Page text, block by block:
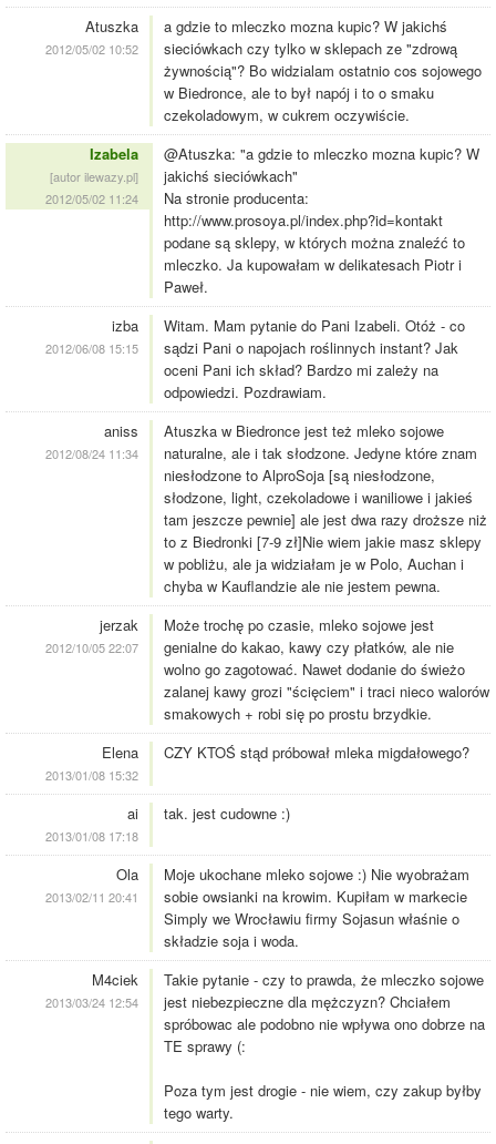
Atuszka
2012/05/02 10:52
a gdzie to mleczko mozna kupic? W jakichś
sieciówkach czy tylko w sklepach ze "zdrową
żywnością"? Bo widzialam ostatnio cos sojowego
w Biedronce, ale to był napój i to o smaku
czekoladowym, w cukrem oczywiście.
Izabela
[autor ilewazy.pl]
2012/05/02 11:24
@Atuszka: "a gdzie to mleczko mozna kupic? W
jakichś sieciówkach"
Na stronie producenta:
http://www.prosoya.pl/index.php?id=kontakt
podane są sklepy, w których można znaleźć to
mleczko. Ja kupowałam w delikatesach Piotr i
Paweł.
izba
2012/06/08 15:15
Witam. Mam pytanie do Pani Izabeli. Otóż - co
sądzi Pani o napojach roślinnych instant? Jak
oceni Pani ich skład? Bardzo mi zależy na
odpowiedzi. Pozdrawiam.
aniss
2012/08/24 11:34
Atuszka w Biedronce jest też mleko sojowe
naturalne, ale i tak słodzone. Jedyne które znam
niesłodzone to AlproSoja [są niesłodzone,
słodzone, light, czekoladowe i waniliowe i jakieś
tam jeszcze pewnie] ale jest dwa razy droższe niż
to z Biedronki [7-9 zł]Nie wiem jakie masz sklepy
w pobliżu, ale ja widziałam je w Polo, Auchan i
chyba w Kauflandzie ale nie jestem pewna.
jerzak
2012/10/05 22:07
Może trochę po czasie, mleko sojowe jest
genialne do kakao, kawy czy płatków, ale nie
wolno go zagotować. Nawet dodanie do świeżo
zalanej kawy grozi "ścięciem" i traci nieco walorów
smakowych + robi się po prostu brzydkie.
Elena
2013/01/08 15:32
CZY KTOŚ stąd próbował mleka migdałowego?
ai
2013/01/08 17:18
tak. jest cudowne :)
Ola
2013/02/11 20:41
Moje ukochane mleko sojowe :) Nie wyobrażam
sobie owsianki na krowim. Kupiłam w markecie
Simply we Wrocławiu firmy Sojasun właśnie o
składzie soja i woda.
M4ciek
2013/03/24 12:54
Takie pytanie - czy to prawda, że mleczko sojowe
jest niebezpieczne dla mężczyzn? Chciałem
spróbowac ale podobno nie wpływa ono dobrze na
TE sprawy (:
Poza tym jest drogie - nie wiem, czy zakup byłby
tego warty.